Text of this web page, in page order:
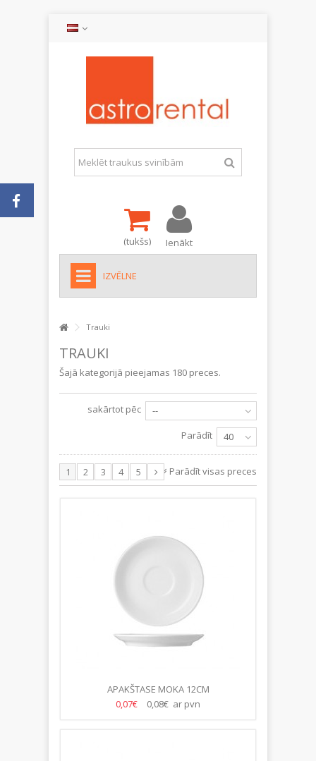
(tukšs) Ienākt
IZVĒLNE
Trauki
TRAUKI
Šajā kategorijā pieejamas 180 preces.
sakārtot pēc
--
Parādīt
40
Parādīt visas preces
1 2 3 4 5
APAKŠTASE MOKA 12CM
0,07€
0,08€ ar pvn